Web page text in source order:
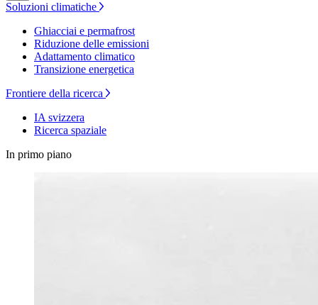
Soluzioni climatiche
Ghiacciai e permafrost
Riduzione delle emissioni
Adattamento climatico
Transizione energetica
Frontiere della ricerca
IA svizzera
Ricerca spaziale
In primo piano